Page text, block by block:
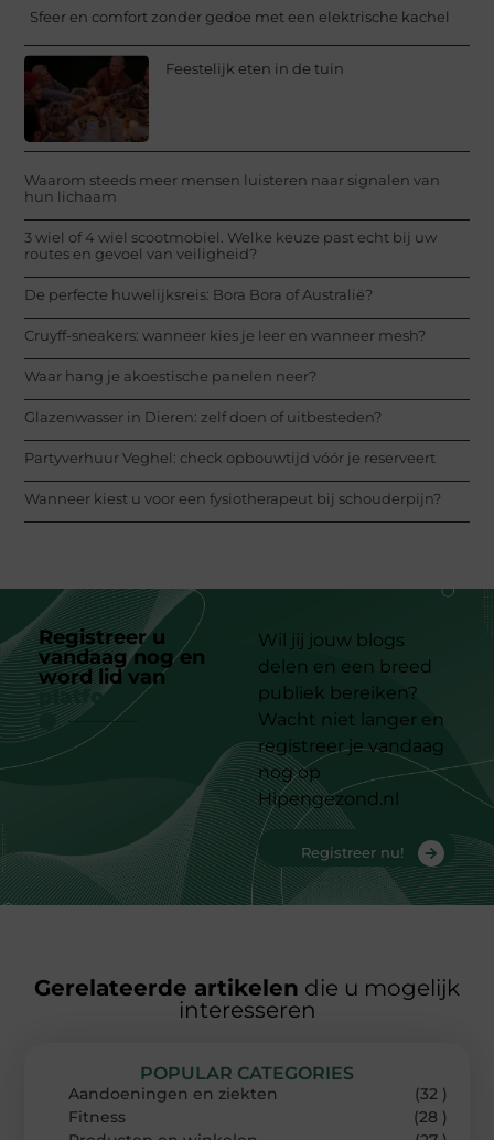
Sfeer en comfort zonder gedoe met een elektrische kachel
Feestelijk eten in de tuin
Waarom steeds meer mensen luisteren naar signalen van
hun lichaam
3 wiel of 4 wiel scootmobiel. Welke keuze past echt bij uw
routes en gevoel van veiligheid?
De perfecte huwelijksreis: Bora Bora of Australië?
Cruyff-sneakers: wanneer kies je leer en wanneer mesh?
Waar hang je akoestische panelen neer?
Glazenwasser in Dieren: zelf doen of uitbesteden?
Partyverhuur Veghel: check opbouwtijd vóór je reserveert
Wanneer kiest u voor een fysiotherapeut bij schouderpijn?
Registreer u
vandaag nog en
word lid van
platform
Wil jij jouw blogs
delen en een breed
publiek bereiken?
Wacht niet langer en
registreer je vandaag
nog op
Hipengezond.nl
Registreer nu!
Gerelateerde artikelen die u mogelijk
interesseren
POPULAR CATEGORIES
Aandoeningen en ziekten
(32 )
Fitness
(28 )